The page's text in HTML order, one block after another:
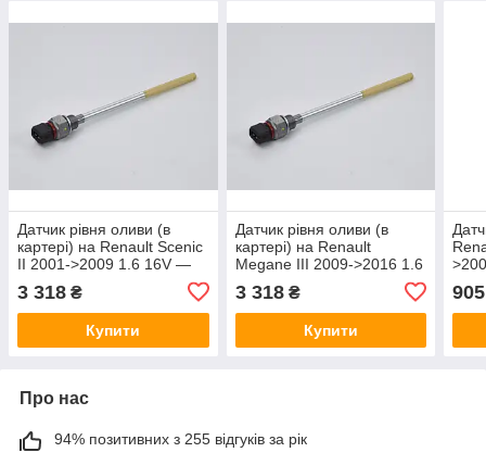
Датчик рівня оливи (в
картері) на Renault Scenic
II 2001->2009 1.6 16V —
111459423R
3 318 ₴
Купити
Датчик рівня оливи (в
картері) на Renault
Megane III 2009->2016 1.6
16V — Renault (Оригінал)
- 111459423R
3 318₴
Купити
905
Про нас
94% позитивних з 255 відгуків за рік